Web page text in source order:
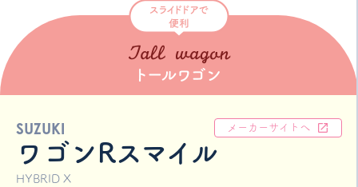
SUZUKI
ワゴンRスマイル
HYBRID X
メーカーサイトへ